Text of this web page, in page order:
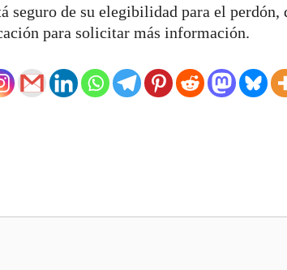
seguro de su elegibilidad para el perdón,
para solicitar más información.